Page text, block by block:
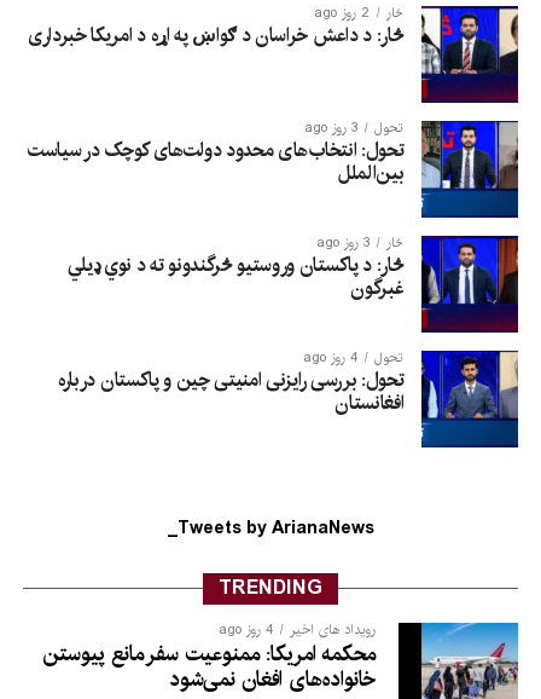
څار 2 روز ago
څار: د داعش خراسان د ګواښ په اړه د امریکا خبرداری
تحول 3 روز ago
تحول: انتخاب‌های محدود دولت‌های کوچک در سیاست
بین‌الملل
څار 3 روز ago
څار: د پاکستان وروستیو څرگندونو ته د نوي ډیلي
غبرگون
تحول 4 روز ago
تحول: بررسی رایزنی امنیتی چین و پاکستان درباره
افغانستان
Tweets by ArianaNews_
TRENDING
رویداد های اخیر 4 روز ago
محکمه امریکا: ممنوعیت سفر مانع پیوستن
خانواده‌های افغان نمی‌شود